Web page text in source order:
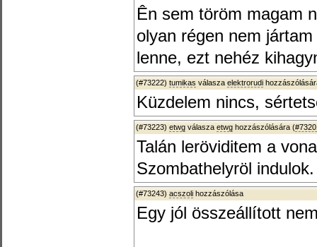
Ên sem töröm magam
olyan régen nem
lenne, ezt nehéz
(#73222) tumikas válasza elektrorudi
Küzdelem nincs,
(#73223) etwg válasza etwg hozzászólására (
Talán leröviditem a
Szombathelyröl indulok.
(#73243) acszoli hozzászólása
Egy jól összeállított